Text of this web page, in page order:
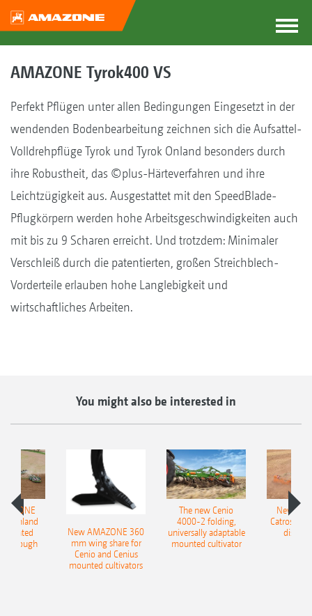
AMAZONE Tyrok400 VS
Perfekt Pflügen unter allen Bedingungen Eingesetzt in der
wendenden Bodenbearbeitung zeichnen sich die Aufsattel-
Volldrehpflüge Tyrok und Tyrok Onland besonders durch
ihre Robustheit, das ©plus-Härteverfahren und ihre
Leichtzügigkeit aus. Ausgestattet mit den SpeedBlade-
Pflugkörpern werden hohe Arbeitsgeschwindigkeiten auch
mit bis zu 9 Scharen erreicht. Und trotzdem: Minimaler
Verschleiß durch die patentierten, großen Streichblech-
Vorderteile erlauben hohe Langlebigkeit und
wirtschaftliches Arbeiten.
You might also be interested in
Onland
plough
New AMAZONE 360
mm wing share for
Cenio and Cenius
mounted cultivators
The new Cenio
4000-2 folding,
universally adaptable
mounted cultivator
New
Catros+
disc